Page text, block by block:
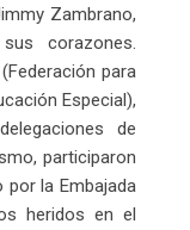
Zambrano,
corazones.
para
Especial),
de
participaron
por la Embajada
heridos en el